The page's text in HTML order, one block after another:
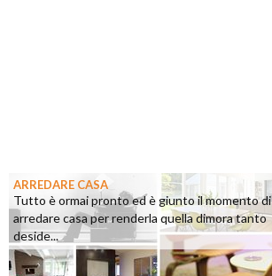
ARREDARE CASA
Tutto è ormai pronto ed è giunto il momento di
arredare casa per renderla quella dimora tanto
deside...